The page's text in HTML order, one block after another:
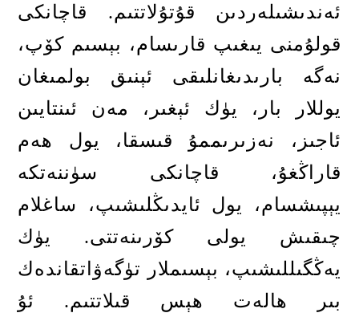
ئەندىشىلەردىن قۇتۇلاتتىم. قاچانكى
قولۇمنى يىغىپ قارىسام، بېسىم كۆپ،
نەگە بارىدىغانلىقى ئېنىق بولمىغان
يوللار بار، يۈك ئېغىر، مەن ئىنتايىن
ئاجىز، نەزىرىممۇ قىسقا، يول ھەم
قاراڭغۇ، قاچانكى سۈننەتكە
يېپىشسام، يول ئايدىڭلىشىپ، ساغلام
چىقىش يولى كۆرىنەتتى.
يۈك
يەڭگىللىشىپ، بېسىملار تۈگەۋاتقاندەك
بىر ھالەت ھېس قىلاتتىم. ئۇ